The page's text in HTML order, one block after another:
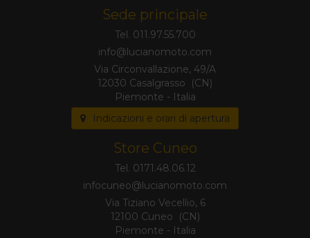
Sede principale
Tel. 011.97.55.700
Via Circonvallazione, 49/A
12030 Casalgrasso (CN)
Piemonte - Italia
Indicazioni e orari di apertura
Store Cuneo
Tel. 0171.48.06.12
Via Tiziano Vecellio, 6
12100 Cuneo (CN)
Piemonte - Italia